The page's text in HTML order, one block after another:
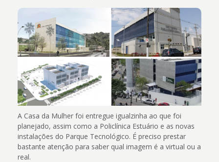
A Casa da Mulher foi entregue igualzinha ao que foi
planejado, assim como a Policlínica Estuário e as novas
instalações do Parque Tecnológico. É preciso prestar
bastante atenção para saber qual imagem é a virtual ou a
real.